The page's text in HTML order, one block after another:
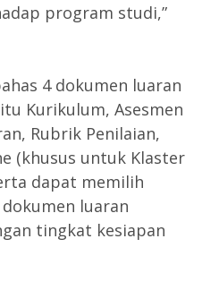
program studi,”
4 dokumen luaran
Kurikulum, Asesmen
Rubrik Penilaian,
(khusus untuk Klaster
dapat memilih
luaran
tingkat kesiapan